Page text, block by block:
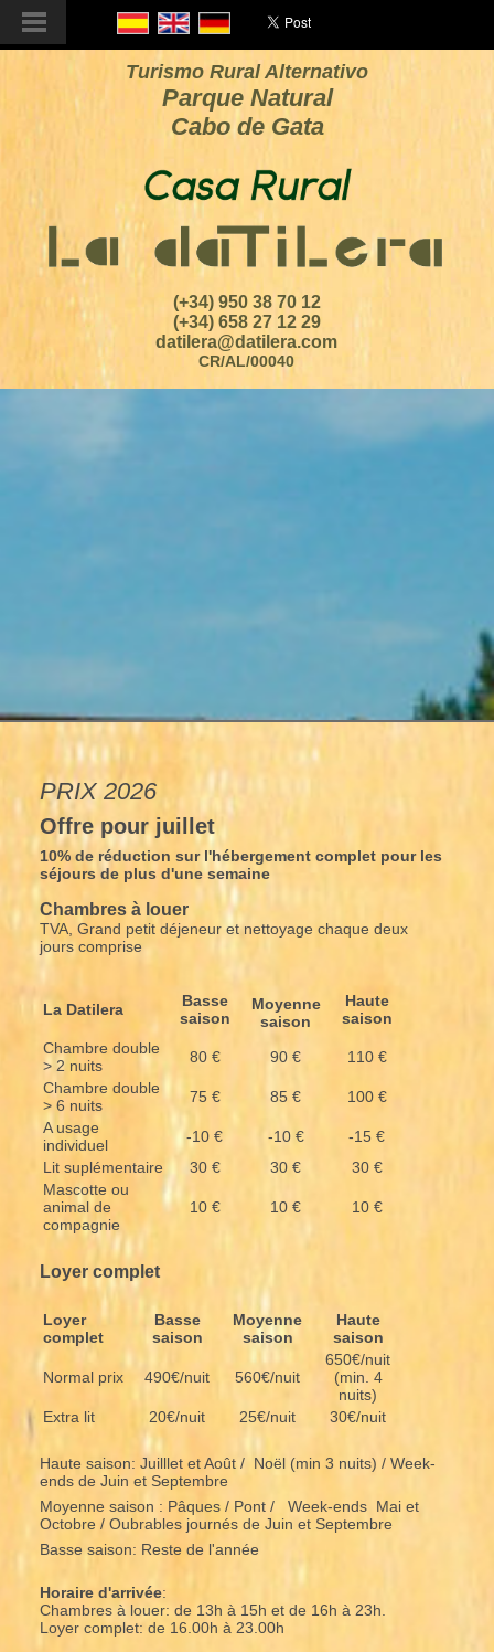
Turismo Rural Alternativo
Parque Natural
Cabo de Gata
(+34) 950 38 70 12
(+34) 658 27 12 29
datilera@datilera.com
CR/AL/00040
PRIX 2026
Offre pour juillet
10% de réduction sur l'hébergement complet pour les
séjours de plus d'une semaine
Chambres à louer
TVA, Grand petit déjeneur et nettoyage chaque deux
jours comprise
La Datilera
Basse
saison
Moyenne
saison
Haute
saison
Chambre double
> 2 nuits
80 € 90 €
110 €
Chambre double
> 6 nuits
75 € 85 €
100 €
A usage
individuel
-10 € -10 €
-15 €
Lit suplémentaire
30 € 30 €
30 €
Mascotte ou
animal de
compagnie
10 € 10 € 10 €
Loyer complet
Loyer
complet
Basse
saison
Moyenne
saison
Haute
saison
Normal prix 490€/nuit 560€/nuit
650€/nuit
(min. 4
nuits)
Extra lit
20€/nuit 25€/nuit 30€/nuit
Haute saison: Juilllet et Août / Noël (min 3 nuits) / Week-
ends de Juin et Septembre
Moyenne saison : Pâques / Pont / Week-ends Mai et
Octobre / Oubrables journés de Juin et Septembre
Basse saison: Reste de l'année
Horaire d'arrivée:
Chambres à louer: de 13h à 15h et de 16h à 23h.
Loyer complet: de 16.00h à 23.00h